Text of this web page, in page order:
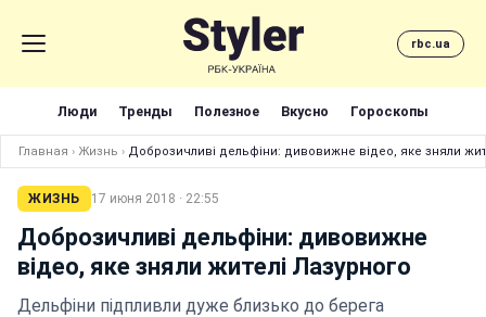
rbc.ua
Люди Тренды Полезное Вкусно Гороскопы
Главная › Жизнь › Доброзичливі дельфіни: дивовижне відео, яке зняли
ЖИЗНЬ 17 июня 2018 · 22:55
Доброзичливі дельфіни: дивовижне
відео, яке зняли жителі Лазурного
Дельфіни підпливли дуже близько до берега